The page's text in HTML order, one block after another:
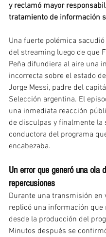
y reclamó mayor
tratamiento de información
Una fuerte polémica
del streaming luego de que
Peña difundiera al aire una
incorrecta sobre el estado
Jorge Messi, padre del
Selección argentina. El
una inmediata reacción
de disculpas y finalmente la
conductora del programa
encabezaba.
Un error que generó una ola
repercusiones
Durante una transmisión en
replicó una información que
desde la producción del
Minutos después se